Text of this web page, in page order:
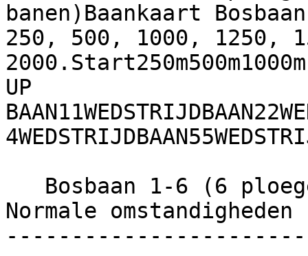
banen)Baankaart
250, 500, 1000, 1250,
UP
Normale